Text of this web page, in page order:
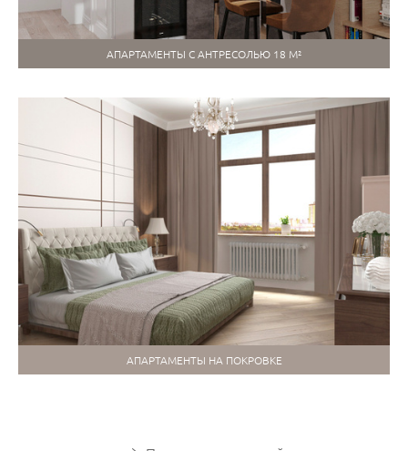
АПАРТАМЕНТЫ С АНТРЕСОЛЬЮ 18 М²
АПАРТАМЕНТЫ НА ПОКРОВКЕ